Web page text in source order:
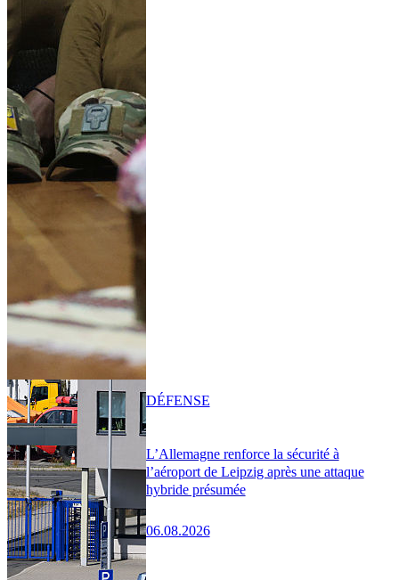
L’Allemagne renforce la sécurité à
l’aéroport de Leipzig après une attaque
hybride présumée
06.08.2026
DÉFENSE